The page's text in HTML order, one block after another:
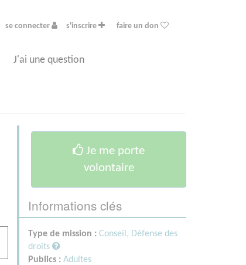
se connecter s'inscrire faire un don
J'ai une question
Je me porte
volontaire
Informations clés
Type de mission : Conseil, Défense des
droits
Publics : Adultes